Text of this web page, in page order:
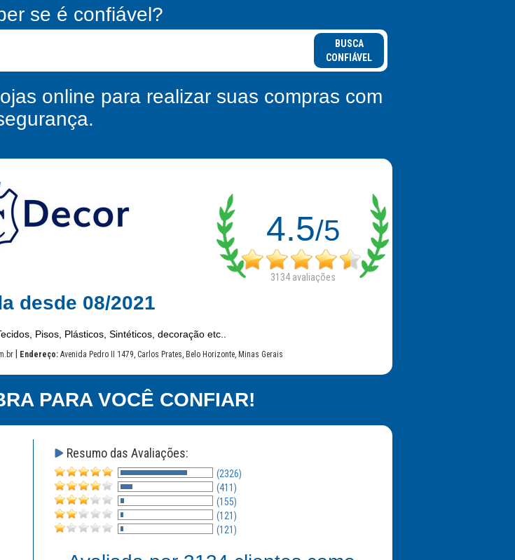
se é confiável?
BUSCA
CONFIÁVEL
online para realizar suas compras com
4.5/5
3134avaliações
desde 08/2021
Pisos, Plásticos, Sintéticos, decoração etc..
Endereço: Avenida Pedro II 1479, Carlos Prates, Belo Horizonte, Minas Gerais
PARA VOCÊ CONFIAR!
Resumo das Avaliações:
(2326)
(411)
(155)
(121)
(121)